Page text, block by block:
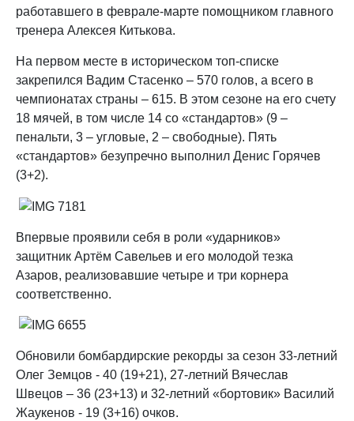
работавшего в феврале-марте помощником главного
тренера Алексея Китькова.
На первом месте в историческом топ-списке
закрепился Вадим Стасенко – 570 голов, а всего в
чемпионатах страны – 615. В этом сезоне на его счету
18 мячей, в том числе 14 со «стандартов» (9 –
пенальти, 3 – угловые, 2 – свободные). Пять
«стандартов» безупречно выполнил Денис Горячев
(3+2).
Впервые проявили себя в роли «ударников»
защитник Артём Савельев и его молодой тезка
Азаров, реализовавшие четыре и три корнера
соответственно.
Обновили бомбардирские рекорды за сезон 33-летний
Олег Земцов - 40 (19+21), 27-летний Вячеслав
Швецов – 36 (23+13) и 32-летний «бортовик» Василий
Жаукенов - 19 (3+16) очков.